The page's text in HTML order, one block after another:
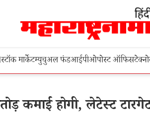
स्टॉक मार्केटम्युचुअल फंडआईपीओपोस्ट ऑफिस
कमाई होगी, लेटेस्ट टारगेट